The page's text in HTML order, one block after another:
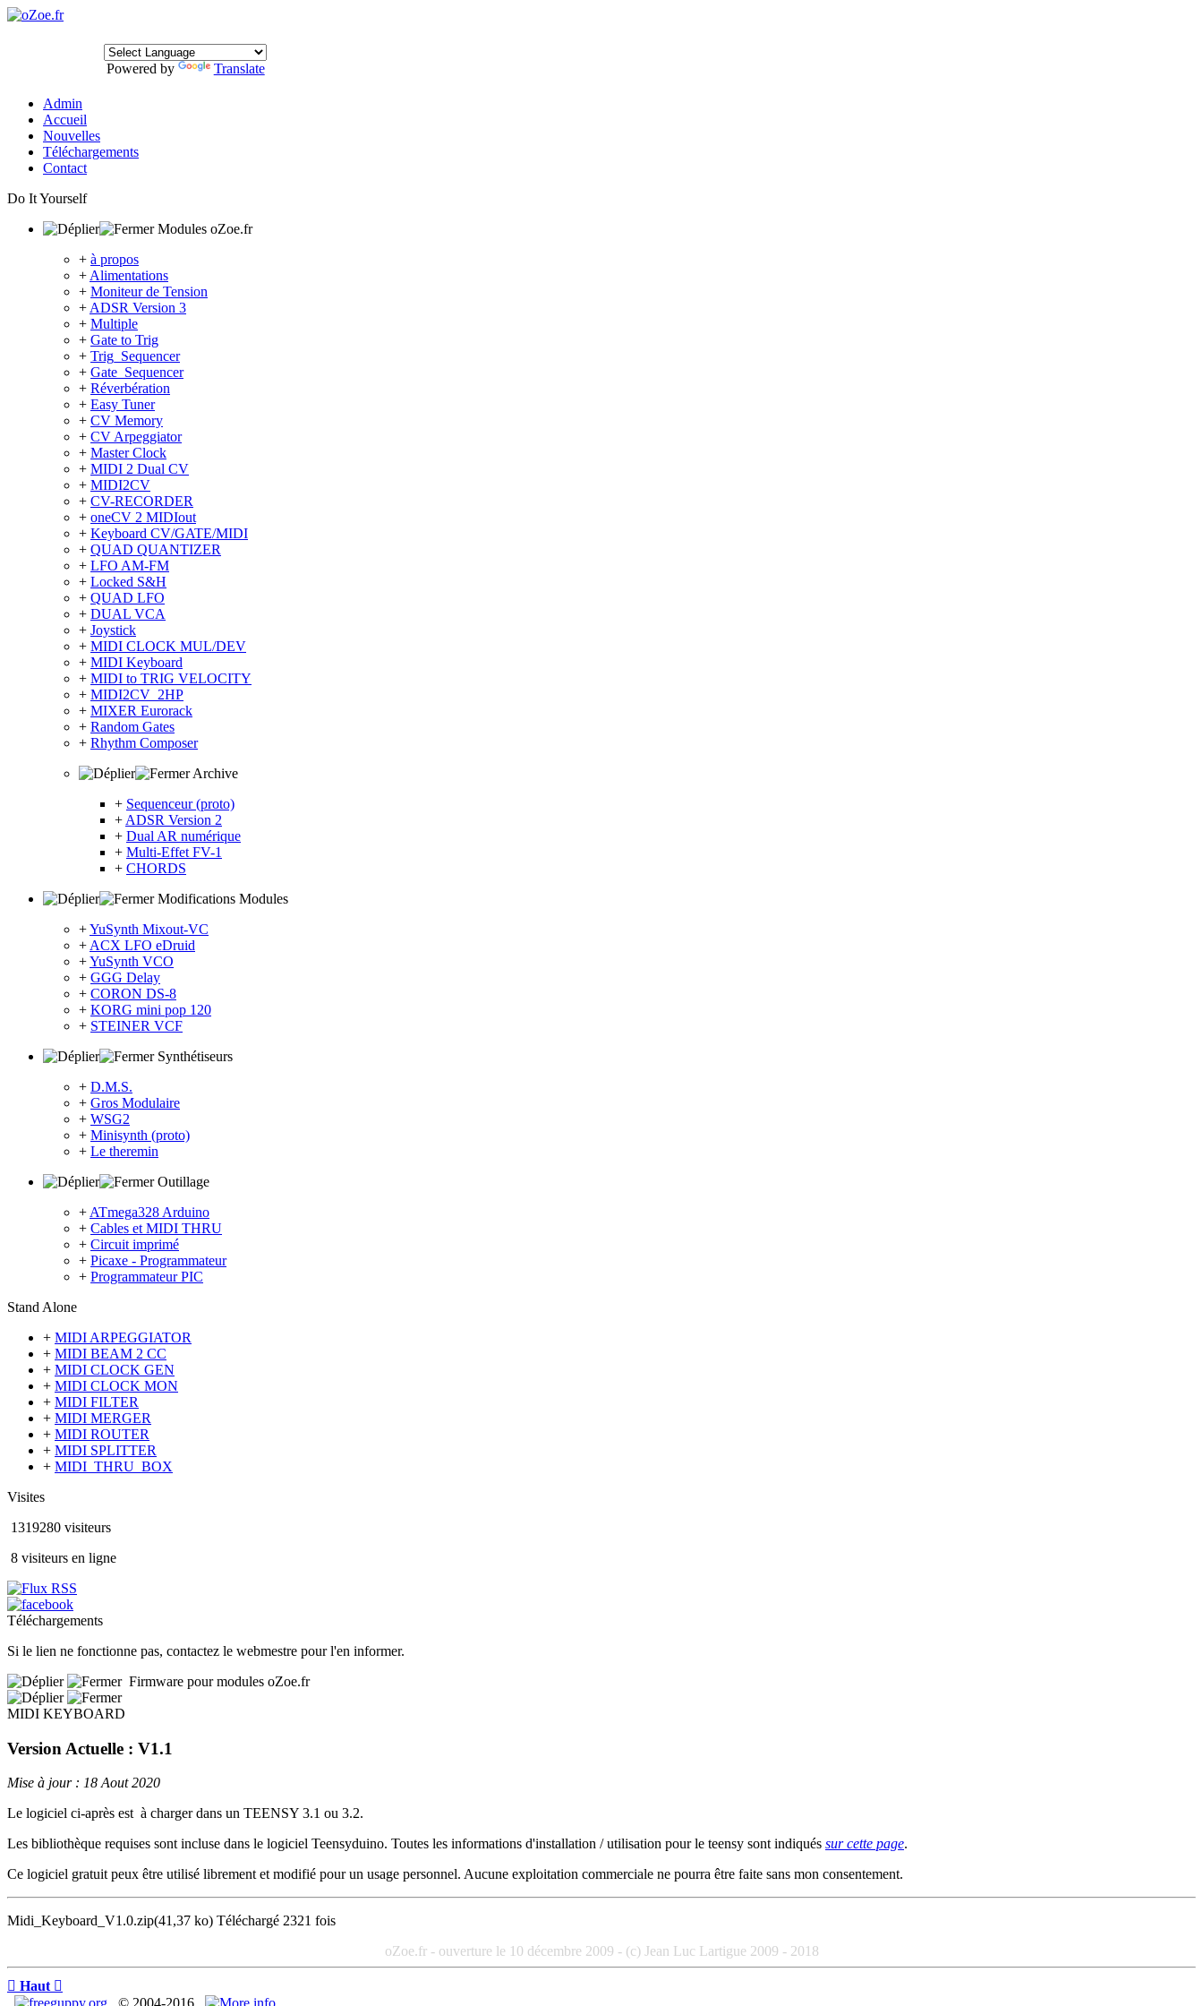
Powered by Translate
Admin
Accueil
Nouvelles
Téléchargements
Contact
Do It Yourself
Modules oZoe.fr
+ à propos
+ Alimentations
+ Moniteur de Tension
+ ADSR Version 3
+ Multiple
+ Gate to Trig
+ Trig_Sequencer
+ Gate_Sequencer
+ Réverbération
+ Easy Tuner
+ CV Memory
+ CV Arpeggiator
+ Master Clock
+ MIDI 2 Dual CV
+ MIDI2CV
+ CV-RECORDER
+ oneCV 2 MIDIout
+ Keyboard CV/GATE/MIDI
+ QUAD QUANTIZER
+ LFO AM-FM
+ Locked S&H
+ QUAD LFO
+ DUAL VCA
+ Joystick
+ MIDI CLOCK MUL/DEV
+ MIDI Keyboard
+ MIDI to TRIG VELOCITY
+ MIDI2CV_2HP
+ MIXER Eurorack
+ Random Gates
+ Rhythm Composer
Archive
+ Sequenceur (proto)
+ ADSR Version 2
+ Dual AR numérique
+ Multi-Effet FV-1
+ CHORDS
Modifications Modules
+YuSynth Mixout-VC
+ ACX LFO eDruid
+YuSynth VCO
+ GGG Delay
+ CORON DS-8
+ KORG mini pop 120
+ STEINER VCF
Synthétiseurs
+ D.M.S.
+ Gros Modulaire
+ WSG2
+ Minisynth (proto)
+ Le theremin
Outillage
+ ATmega328 Arduino
+ Cables et MIDI THRU
+ Circuit imprimé
+ Picaxe - Programmateur
+ Programmateur PIC
Stand Alone
+ MIDI ARPEGGIATOR
+ MIDI BEAM 2 CC
+ MIDI CLOCK GEN
+ MIDI CLOCK MON
+ MIDI FILTER
+ MIDI MERGER
+ MIDI ROUTER
+ MIDI SPLITTER
+ MIDI_THRU_BOX
Visites
1319280 visiteurs
8 visiteurs en ligne
Téléchargements
Si le lien ne fonctionne pas, contactez le webmestre pour l'en informer.
Firmware pour modules oZoe.fr
MIDI KEYBOARD
Version Actuelle : V1.1
Mise à jour : 18 Aout 2020
Le logiciel ci-après est à charger dans un TEENSY 3.1 ou 3.2.
Les bibliothèque requises sont incluse dans le logiciel Teensyduino. Toutes les informations d'installation / utilisation pour le teensy sont indiqués sur cette page.
Ce logiciel gratuit peux être utilisé librement et modifié pour un usage personnel. Aucune exploitation commerciale ne pourra être faite sans mon consentement.
Midi_Keyboard_V1.0.zip(41,37 ko) Téléchargé 2321 fois
oZoe.fr - ouverture le 10 décembre 2009 - (c) Jean Luc Lartigue 2009 - 2018
 Haut 